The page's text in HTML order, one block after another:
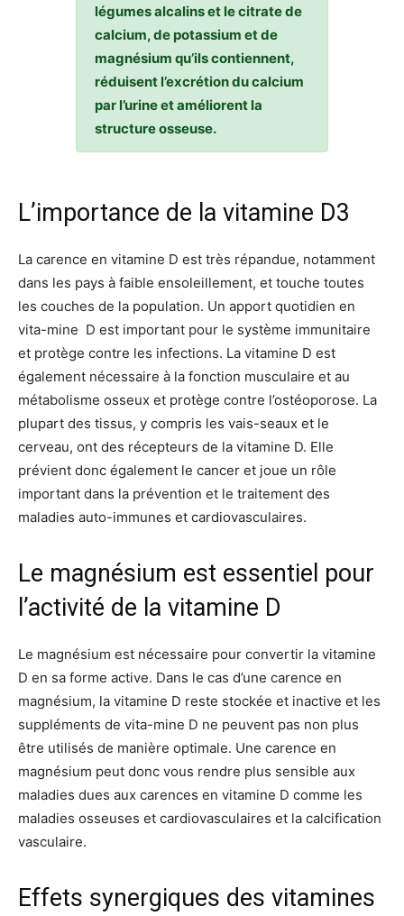
légumes alcalins et le citrate de
calcium, de potassium et de
magnésium qu’ils contiennent,
réduisent l’excrétion du calcium
par l’urine et améliorent la
structure osseuse.
L’importance de la vitamine D3
La carence en vitamine D est très répandue, notamment
dans les pays à faible ensoleillement, et touche toutes
les couches de la population. Un apport quotidien en
vita-mine D est important pour le système immunitaire
et protège contre les infections. La vitamine D est
également nécessaire à la fonction musculaire et au
métabolisme osseux et protège contre l’ostéoporose. La
plupart des tissus, y compris les vais-seaux et le
cerveau, ont des récepteurs de la vitamine D. Elle
prévient donc également le cancer et joue un rôle
important dans la prévention et le traitement des
maladies auto-immunes et cardiovasculaires.
Le magnésium est essentiel pour
l’activité de la vitamine D
Le magnésium est nécessaire pour convertir la vitamine
D en sa forme active. Dans le cas d’une carence en
magnésium, la vitamine D reste stockée et inactive et les
suppléments de vita-mine D ne peuvent pas non plus
être utilisés de manière optimale. Une carence en
magnésium peut donc vous rendre plus sensible aux
maladies dues aux carences en vitamine D comme les
maladies osseuses et cardiovasculaires et la calcification
vasculaire.
Effets synergiques des vitamines